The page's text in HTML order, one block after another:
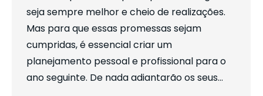
seja sempre melhor e cheio de realizações.
Mas para que essas promessas sejam
cumpridas, é essencial criar um
planejamento pessoal e profissional para o
ano seguinte. De nada adiantarão os seus…